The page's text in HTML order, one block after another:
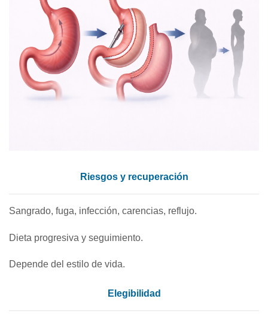
Riesgos y recuperación
Sangrado, fuga, infección, carencias, reflujo.
Dieta progresiva y seguimiento.
Depende del estilo de vida.
Elegibilidad